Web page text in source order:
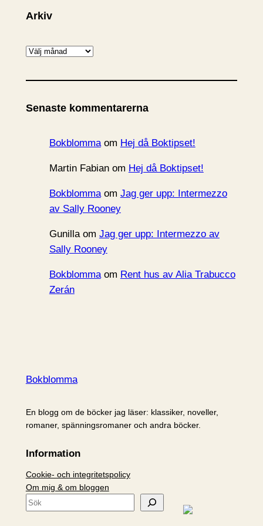
Arkiv
A
k
v
Senaste kommentarerna
Bokblommaom Hej då Boktipset!
Martin Fabianom Hej då Boktipset!
Bokblommaom Jag ger upp: Intermezzo
av Sally Rooney
Gunillaom Jag ger upp: Intermezzo av
Sally Rooney
Bokblommaom Rent hus av Alia Trabucco
Zerán
Bokblomma
En blogg om de böcker jag läser: klassiker, noveller,
romaner, spänningsromaner och andra böcker.
Information
Cookie- och integritetspolicy
Om mig & om bloggen
S